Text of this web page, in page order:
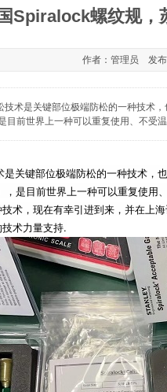
Spiralock螺纹规
作者：管理员 发
技术是关键部位极端防松的一种技术
目前世界上一种可以重复使用、不受
关键部位极端防松的一种技术，
是目前世界上一种可以重复使
术，现在有幸引进到来，并在上
术力量支持.